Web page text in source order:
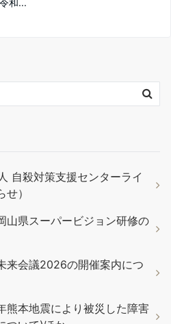
自殺対策支援センターライ
）
山県スーパービジョン研修の
来会議2026の開催案内につ
熊本地震により被災した障害